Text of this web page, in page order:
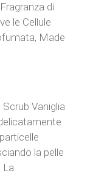
di
le Cellule
Made
Vaniglia
la pelle
La